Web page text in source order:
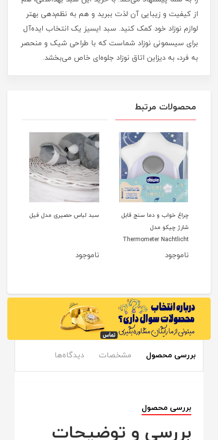
از کیفیت و زیبایی آن لذت ببرید و هم به نظم‌دهی بهتر
لوازم نوزاد خود کمک کنید. سبد ایسیز یک انتخاب ایده‌آل
برای سیسمونی نوزاد شماست که با طراحی شیک و منحصر
به فرد، به دیزاین اتاق نوزاد جلوه‌ای خاص می‌بخشد.
محصولات مرتبط
چراغ خواب و دما سنج قابل
شارژ چیکو مدل
Thermometer Nachtlicht
Stern
ناموجود
سبد لباس حصیری مدل فیل
ناموجود
بررسی محصول مشخصات دیدگاه‌ها
بررسی محصول
بررسی و توضیحات